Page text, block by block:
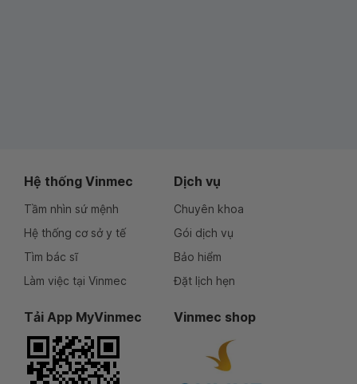
Hệ thống Vinmec
Tầm nhìn sứ mệnh
Hệ thống cơ sở y tế
Tìm bác sĩ
Làm việc tại Vinmec
Dịch vụ
Chuyên khoa
Gói dịch vụ
Bảo hiểm
Đặt lịch hẹn
Tải App MyVinmec Vinmec shop